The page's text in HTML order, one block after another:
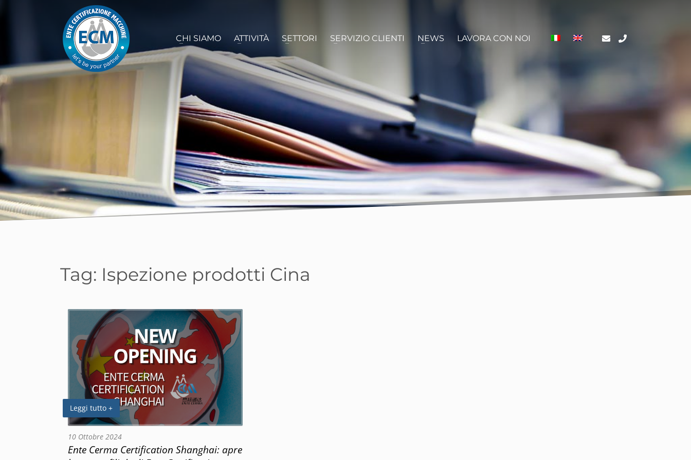
CHI SIAMO ATTIVITÀ SETTORI SERVIZIO CLIENTI NEWS LAVORA CON NOI
Tag: Ispezione prodotti Cina
Leggi tutto +
10 Ottobre 2024
Ente Cerma Certification Shanghai: apre